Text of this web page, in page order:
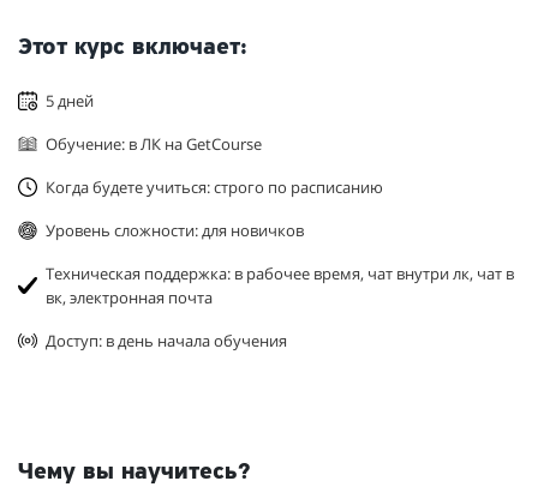
Этот курс включает:
5 дней
Обучение: в ЛК на GetCourse
Когда будете учиться: строго по расписанию
Уровень сложности: для новичков
Техническая поддержка: в рабочее время, чат внутри лк, чат в
вк, электронная почта
Доступ: в день начала обучения
Чему вы научитесь?